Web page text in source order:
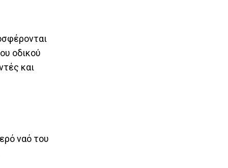
οδικού
και
ναό του